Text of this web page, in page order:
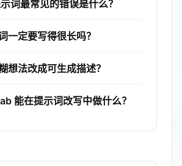
词最常见的错误是什么？
一定要写得很长吗？
想法改成可生成描述？
能在提示词改写中做什么？